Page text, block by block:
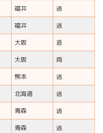
福井
逃
福井
逃
大阪
追
大阪
両
熊本
逃
北海道
逃
青森
逃
青森
逃